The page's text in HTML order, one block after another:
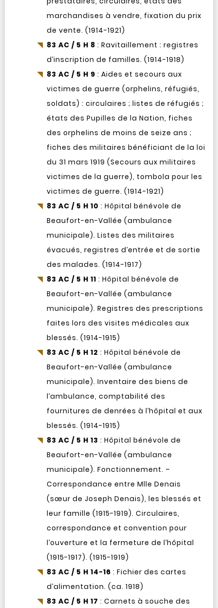
marchandises à vendre, fixation du prix
de vente. (1914-1921)
83 AC / 5 H 8 : Ravitaillement : registres
d’inscription de familles. (1914-1918)
83 AC / 5 H 9 : Aides et secours aux
victimes de guerre (orphelins, réfugiés,
soldats) : circulaires ; listes de réfugiés ;
états des Pupilles de la Nation, fiches
des orphelins de moins de seize ans ;
fiches des militaires bénéficiant de la loi
du 31 mars 1919 (Secours aux militaires
victimes de la guerre), tombola pour les
victimes de guerre. (1914-1921)
83 AC / 5 H 10 : Hôpital bénévole de
Beaufort-en-Vallée (ambulance
municipale). Listes des militaires
évacués, registres d’entrée et de sortie
des malades. (1914-1917)
83 AC / 5 H 11 : Hôpital bénévole de
Beaufort-en-Vallée (ambulance
municipale). Registres des prescriptions
faites lors des visites médicales aux
blessés. (1914-1915)
83 AC / 5 H 12 : Hôpital bénévole de
Beaufort-en-Vallée (ambulance
municipale). Inventaire des biens de
l’ambulance, comptabilité des
fournitures de denrées à l’hôpital et aux
blessés. (1914-1915)
83 AC / 5 H 13 : Hôpital bénévole de
Beaufort-en-Vallée (ambulance
municipale). Fonctionnement. –
Correspondance entre Mlle Denais
(sœur de Joseph Denais), les blessés et
leur famille (1915-1919). Circulaires,
correspondance et convention pour
l’ouverture et la fermeture de l’hôpital
(1915-1917). (1915-1919)
83 AC / 5 H 14-16 : Fichier des cartes
d’alimentation. (ca. 1918)
83 AC / 5 H 17 : Carnets à souche des